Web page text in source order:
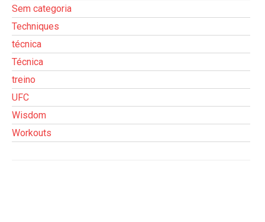
Sem categoria
Techniques
técnica
Técnica
treino
UFC
Wisdom
Workouts